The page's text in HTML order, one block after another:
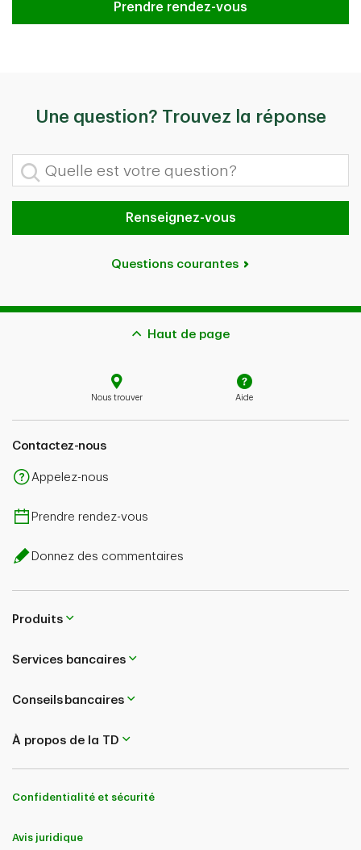
Prendre rendez-vous
Prendre rendez-vous
Une question? Trouvez la réponse
Quelle est votre question?
Renseignez-vous
Questions courantes
Haut de page
Nous trouver Aide
Contactez-nous
Appelez-nous
Prendre rendez-vous
Donnez des commentaires
Produits
Services bancaires
Conseils bancaires
À propos de la TD
Confidentialité et sécurité
Avis juridique